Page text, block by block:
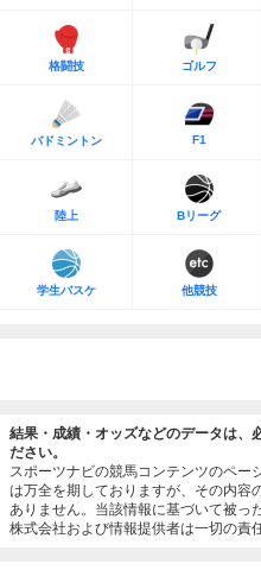
格闘技 ゴルフ
バドミントン F1
陸上 Bリーグ
学生バスケ 他競技
結果・成績・オッズなどのデータは、
ださい。
スポーツナビの競馬コンテンツのペー
は万全を期しておりますが、その内容
ありません。当該情報に基づいて被っ
株式会社および情報提供者は一切の責